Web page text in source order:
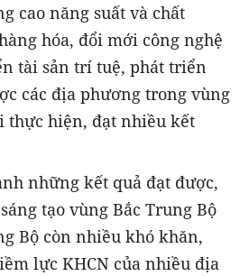
cao năng suất và chất
hóa, đổi mới công nghệ
tài sản trí tuệ, phát triển
các địa phương trong vùng
thực hiện, đạt nhiều kết
những kết quả đạt được,
tạo vùng Bắc Trung Bộ
Bộ còn nhiều khó khăn,
lực KHCN của nhiều địa